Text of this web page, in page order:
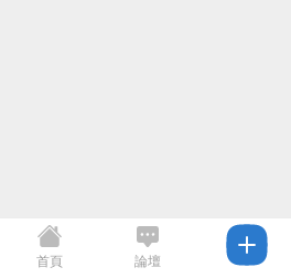
首頁 論壇